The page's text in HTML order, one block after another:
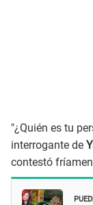
"¿Quién es tu
interrogante de
contestó